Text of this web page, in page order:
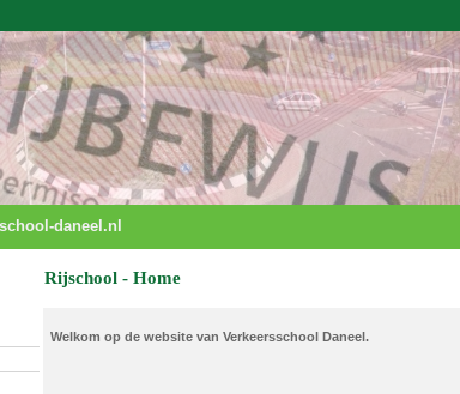
daneel.nl
Rijschool - Home
Welkom op de website van Verkeersschool Daneel.